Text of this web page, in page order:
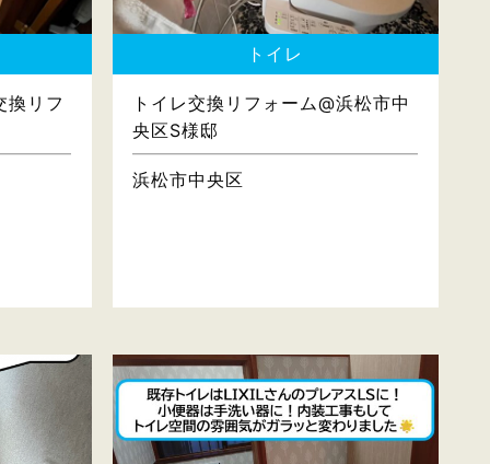
換リフ
トイレ
トイレ交換リフォーム@浜松市中
央区S様邸
浜松市中央区